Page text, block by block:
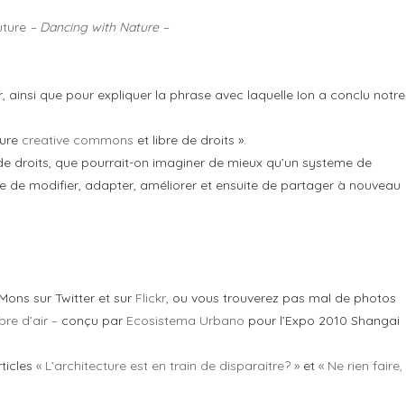
– Dancing with Nature –
ainsi que pour expliquer la phrase avec laquelle Ion a conclu notre
creative commons et libre de droits ».
droits, que pourrait-on imaginer de mieux qu’un systeme de
modifier, adapter, améliorer et ensuite de partager à nouveau
sur Twitter et sur Flickr , ou vous trouverez pas mal de photos
d’air – conçu par Ecosistema Urbano pour l’Expo 2010 Shangai
« L’architecture est en train de disparaitre? » et « Ne rien faire,